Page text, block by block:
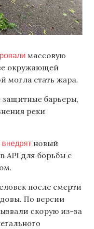
массовую
окружающей
могла стать жара.
защитные барьеры,
реки
внедрят новый
API для борьбы с
после смерти
По версии
скорую из-за